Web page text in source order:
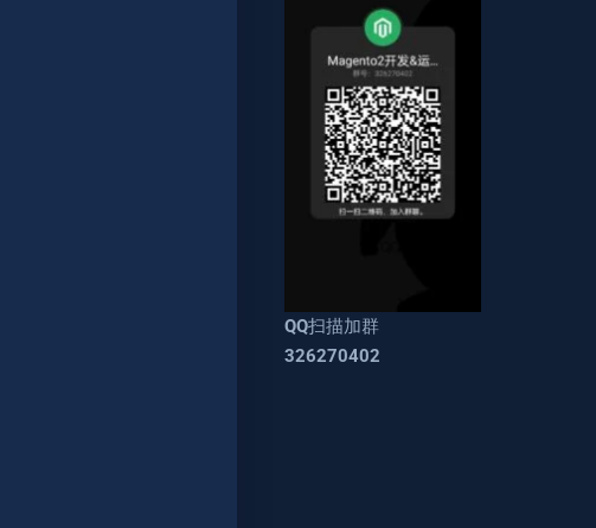
QQ扫描加群
326270402